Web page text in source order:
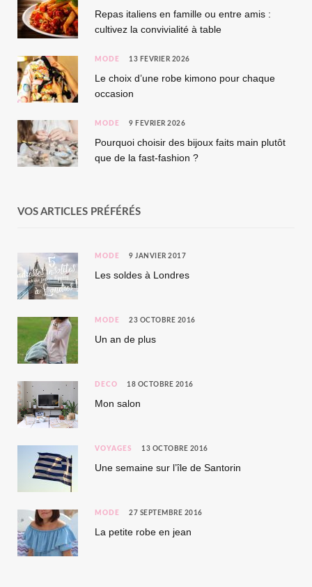
Repas italiens en famille ou entre amis :
cultivez la convivialité à table
MODE 13 FÉVRIER 2026
Le choix d’une robe kimono pour chaque
occasion
MODE 9 FÉVRIER 2026
Pourquoi choisir des bijoux faits main plutôt
que de la fast-fashion ?
VOS ARTICLES PRÉFÉRÉS
MODE 9 JANVIER 2017
Les soldes à Londres
MODE 23 OCTOBRE 2016
Un an de plus
DÉCO 18 OCTOBRE 2016
Mon salon
VOYAGES 13 OCTOBRE 2016
Une semaine sur l’île de Santorin
MODE 27 SEPTEMBRE 2016
La petite robe en jean